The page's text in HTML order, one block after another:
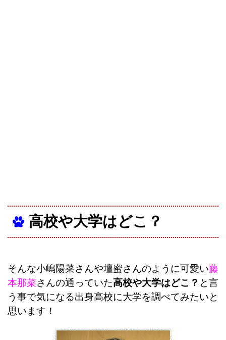
高校や大学はどこ？
そんな小嶋陽菜さんや壇蜜さんのように可愛い藤
本那菜さんの通っていた高校や大学はどこ？ と言
う事で気になる出身高校に大学を調べてみたいと
思います！